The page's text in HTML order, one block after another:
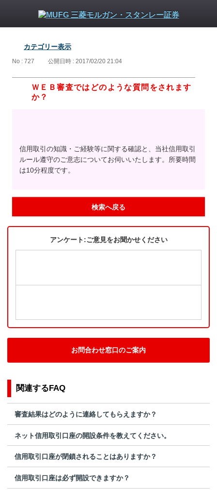
カテゴリー表示
No : 727 公開日時 : 2017/02/20 21:04
ＷＥＢ審査ではどのような質問をされます
か？
信用取引の知識・ご経験等に関する確認と、当社信用取引
ルール遵守のご意志についてお伺いいたします。所要時間
は10分程度です。
検索へ戻る
アンケート:ご意見をお聞かせください
お問合わせ窓口のご案内
関連するFAQ
審査結果はどのように連絡してもらえますか？
ネット信用取引口座の開設条件を教えてください。
信用取引口座が閉鎖されることはありますか？
信用取引口座は必ず開設できますか？